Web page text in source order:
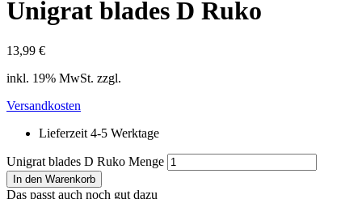
Unigrat blades D Ruko
13,99 €
inkl. 19% MwSt. zzgl.
Versandkosten
Lieferzeit 4-5 Werktage
Unigrat blades D Ruko Menge
In den Warenkorb
Das passt auch noch gut dazu